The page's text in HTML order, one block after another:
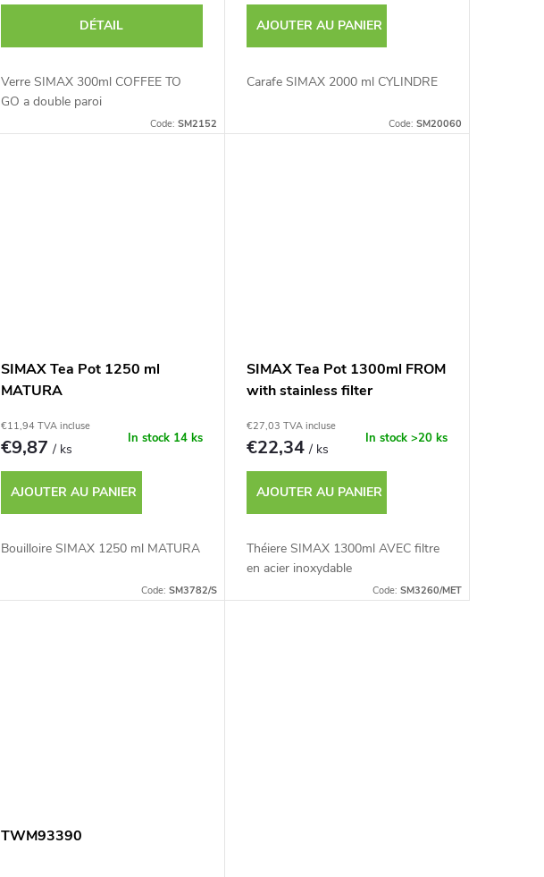
DÉTAIL
Verre SIMAX 300ml COFFEE TO
GO a double paroi
Code: SM2152
AJOUTER AU PANIER
Carafe SIMAX 2000 ml CYLINDRE
Code: SM20060
SIMAX Tea Pot 1250 ml
MATURA
€11,94 TVA incluse
€9,87/ ks
In stock 14 ks
AJOUTER AU PANIER
Bouilloire SIMAX 1250 ml MATURA
Code: SM3782/S
SIMAX Tea Pot 1300ml FROM
with stainless filter
€27,03 TVA incluse
€22,34/ ks
In stock >20 ks
AJOUTER AU PANIER
Théiere SIMAX 1300ml AVEC filtre
en acier inoxydable
Code: SM3260/MET
TWM93390